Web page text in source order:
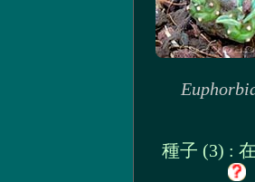
種子 (3) :